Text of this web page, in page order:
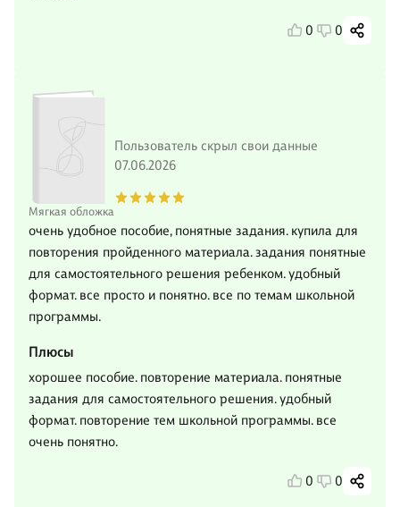
0 0
Мягкая обложка
Пользователь скрыл свои данные
07.06.2026
очень удобное пособие, понятные задания. купила для
повторения пройденного материала. задания понятные
для самостоятельного решения ребенком. удобный
формат. все просто и понятно. все по темам школьной
программы.
Плюсы
хорошее пособие. повторение материала. понятные
задания для самостоятельного решения. удобный
формат. повторение тем школьной программы. все
очень понятно.
0 0